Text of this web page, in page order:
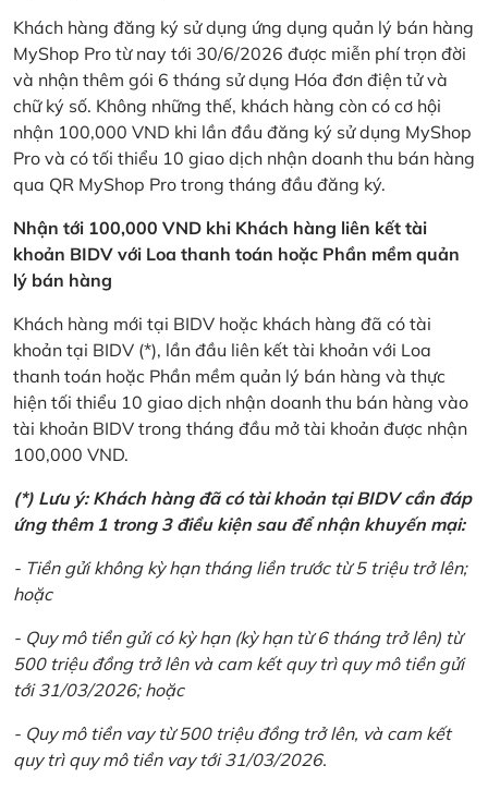
Khách hàng đăng ký sử dụng ứng dụng quản lý bán hàng
MyShop Pro từ nay tới 30/6/2026 được miễn phí trọn đời
và nhận thêm gói 6 tháng sử dụng Hóa đơn điện tử và
chữ ký số. Không những thế, khách hàng còn có cơ hội
nhận 100,000 VND khi lần đầu đăng ký sử dụng MyShop
Pro và có tối thiểu 10 giao dịch nhận doanh thu bán hàng
qua QR MyShop Pro trong tháng đầu đăng ký.
Nhận tới 100,000 VND khi Khách hàng liên kết tài
khoản BIDV với Loa thanh toán hoặc Phần mềm quản
lý bán hàng
Khách hàng mới tại BIDV hoặc khách hàng đã có tài
khoản tại BIDV (*), lần đầu liên kết tài khoản với Loa
thanh toán hoặc Phần mềm quản lý bán hàng và thực
hiện tối thiểu 10 giao dịch nhận doanh thu bán hàng vào
tài khoản BIDV trong tháng đầu mở tài khoản được nhận
100,000 VND.
(*) Lưu ý: Khách hàng đã có tài khoản tại BIDV cần đáp
ứng thêm 1 trong 3 điều kiện sau để nhận khuyến mại:
- Tiền gửi không kỳ hạn tháng liền trước từ 5 triệu trở lên;
hoặc
- Quy mô tiền gửi có kỳ hạn (kỳ hạn từ 6 tháng trở lên) từ
500 triệu đồng trở lên và cam kết quy trì quy mô tiền gửi
tới 31/03/2026; hoặc
- Quy mô tiền vay từ 500 triệu đồng trở lên, và cam kết
quy trì quy mô tiền vay tới 31/03/2026.